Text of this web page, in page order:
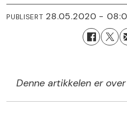
PUBLISERT 28.05.2020 -
Denne artikkelen er